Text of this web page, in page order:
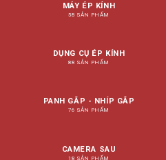
MÁY ÉP KÍNH
58 SẢN PHẨM
DỤNG CỤ ÉP KÍNH
88 SẢN PHẨM
PANH GẮP - NHÍP GẮP
76 SẢN PHẨM
CAMERA SAU
18 SẢN PHẨM